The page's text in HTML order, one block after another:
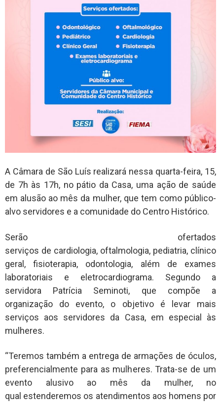
A Câmara de São Luís realizará nessa quarta-feira, 15,
de 7h às 17h, no pátio da Casa, uma ação de saúde
em alusão ao mês da mulher, que tem como público-
alvo servidores e a comunidade do Centro Histórico.
Serão ofertados
serviços de cardiologia, oftalmologia, pediatria, clínico
geral, fisioterapia, odontologia, além de exames
laboratoriais e eletrocardiograma. Segundo a
servidora Patrícia Seminoti, que compõe a
organização do evento, o objetivo é levar mais
serviços aos servidores da Casa, em especial às
mulheres.
“Teremos também a entrega de armações de óculos,
preferencialmente para as mulheres. Trata-se de um
evento alusivo ao mês da mulher, no
qual estenderemos os atendimentos aos homens por